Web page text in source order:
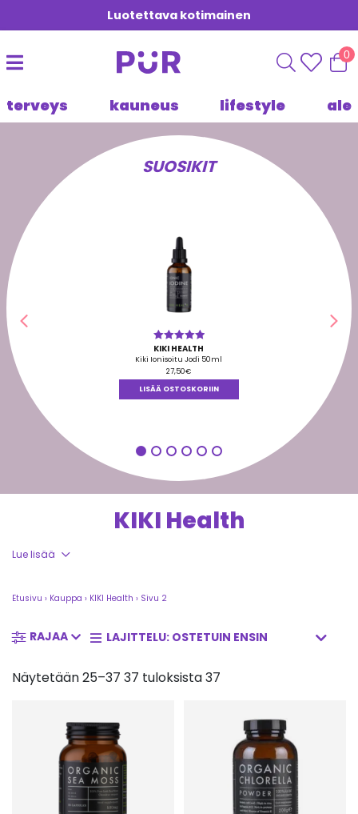
Luotettava kotimainen
0
terveys kauneus lifestyle ale
SUOSIKIT
Arvostelu
tuotteesta:
5.00/ 5
KIKI HEALTH
Kiki Ionisoitu Jodi 50ml
27,50€
LISÄÄ OSTOSKORIIN
Edellinen
KIKI Health
Lue lisää
Etusivu › Kauppa › KIKI Health › Sivu 2
RAJAA
Näytetään 25–37 37 tuloksista 37